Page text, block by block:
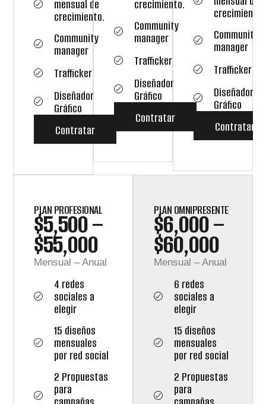
mensual de
crecimiento.
Community
manager
Trafficker
Diseñador
Gráfico
Contratar
crecimiento.
Community
manager
Trafficker
Diseñador
Gráfico
Contratar
crecimiento.
Community
manager
Trafficker
Diseñador
Gráfico
Contratar
PLAN PROFESIONAL
$5,500–
$55,000
Mensual – Anual
4 redes
sociales a
elegir
15 diseños
mensuales
por red social
2 Propuestas
para
PLAN OMNIPRESENTE
$6,000–
$60,000
Mensual – Anual
6 redes
sociales a
elegir
15 diseños
mensuales
por red social
2 Propuestas
para